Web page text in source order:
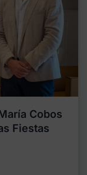
Cobos
Fiestas